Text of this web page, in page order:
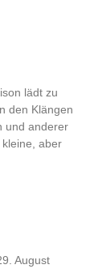
lädt zu
den Klängen
und anderer
aber
August